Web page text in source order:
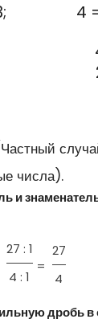
4
числа).
и
27 : 1
4 : 1
=
27
4
дробь